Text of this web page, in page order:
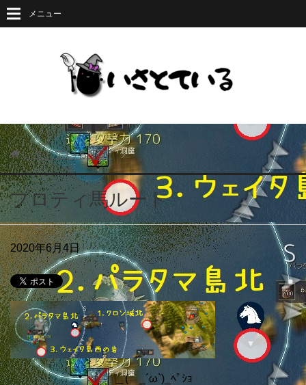
メニュー
いさとているTOP
プロティ馬ルート
2020年6月4日
＿( _´ω`)_ﾍﾟｼｮ